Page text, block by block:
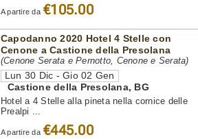
A partire da €105.00
Capodanno 2020 Hotel 4 Stelle con
Cenone a Castione della Presolana
(Cenone Serata e Pernotto, Cenone e Serata)
Lun 30 Dic - Gio 02 Gen
Castione della Presolana, BG
Hotel a 4 Stelle alla pineta nella cornice delle
Prealpi ...
A partire da €445.00